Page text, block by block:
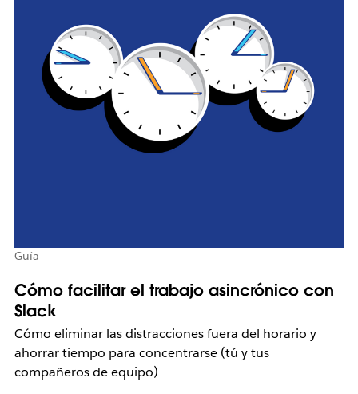
Guía
Cómo facilitar el trabajo asincrónico con
Slack
Cómo eliminar las distracciones fuera del horario y
ahorrar tiempo para concentrarse (tú y tus
compañeros de equipo)